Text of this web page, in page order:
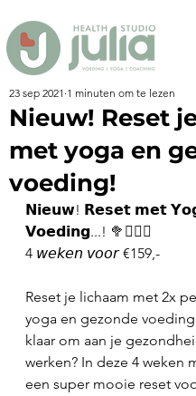
Nieuw! Reset
met yoga en
voeding!
23 sep 2021 1 minuten om te lezen
𝗡𝗶𝗲𝘂𝘄! 𝗥𝗲𝘀𝗲𝘁 𝗺𝗲𝘁
𝗩𝗼𝗲𝗱𝗶𝗻𝗴...! 🥦🧘🏼‍♀️
4 𝘸𝘦𝘬𝘦𝘯 𝘷𝘰𝘰𝘳 €159,-
Reset je lichaam met 2x
yoga en gezonde
klaar om aan je
werken? In deze 4 weken
een super mooie reset